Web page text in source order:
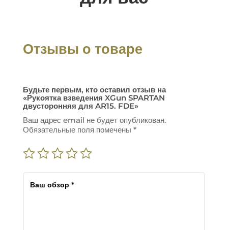
Отзывы о товаре
Будьте первым, кто оставил отзыв на
«Рукоятка взведения XGun SPARTAN
двусторонняя для AR15. FDE»
Ваш адрес email не будет опубликован.
Обязательные поля помечены *